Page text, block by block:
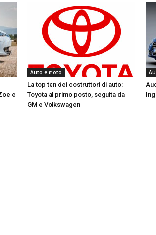
e
Auto e moto
La top ten dei costruttori di auto:
Toyota al primo posto, seguita da
GM e Volkswagen